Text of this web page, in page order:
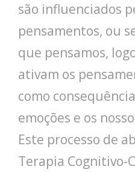
são influenciados
pensamentos, ou
que pensamos,
ativam os
como
emoções e os
Este processo de
Terapia Cognitivo-